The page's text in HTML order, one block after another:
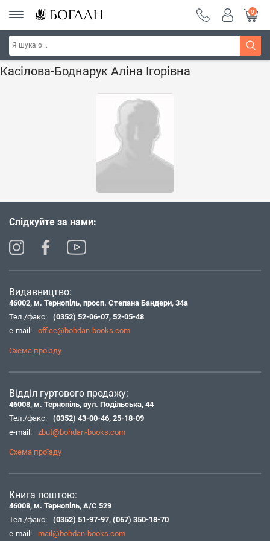
0
Головна Наші автори - Навчальна книга - "Богдан"
Касілова-Боднарук Аліна Ігорівна
Слідкуйте за нами:
Видавництво:
46002, м. Тернопіль, просп. Степана Бандери, 34а
Тел./факс:
(0352) 52-06-07, 52-05-48
e-mail:
office@bohdan-books.com
Схема проїзду
Відділ гуртового продажу:
46008, м. Тернопіль, вул. Подільська, 44
Тел./факс:
(0352) 43-00-46, 25-18-09
e-mail:
zbut@bohdan-books.com
Схема проїзду
Книга поштою:
46008, м. Тернопіль, А/С 529
Тел./факс:
(0352) 51-97-97, (067) 350-18-70
e-mail:
mail@bohdan-books.com